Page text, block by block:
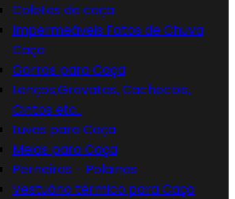
Coletes de caça
Impermeáveis Fatos de Chuva
Caça
Gorros para Caça
Lenços,Gravatas, Cachecois,
Cintos etc..
Luvas para Caça
Meias para Caça
Perneiras - Polainas
Vestuário térmico para Caça